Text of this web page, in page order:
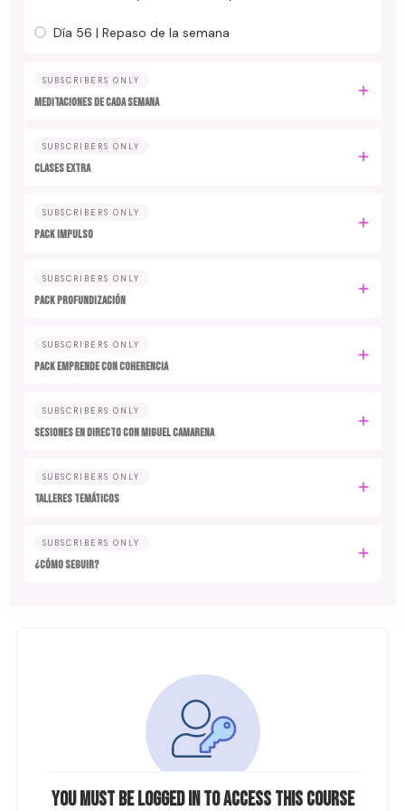
You must be logged in to access this course
Día 56 | Repaso de la semana
SUBSCRIBERS ONLY
MEDITACIONES DE CADA SEMANA
SUBSCRIBERS ONLY
CLASES EXTRA
SUBSCRIBERS ONLY
PACK IMPULSO
SUBSCRIBERS ONLY
PACK PROFUNDIZACIÓN
SUBSCRIBERS ONLY
PACK EMPRENDE CON COHERENCIA
SUBSCRIBERS ONLY
SESIONES EN DIRECTO CON MIGUEL CAMARENA
SUBSCRIBERS ONLY
TALLERES TEMÁTICOS
SUBSCRIBERS ONLY
¿CÓMO SEGUIR?